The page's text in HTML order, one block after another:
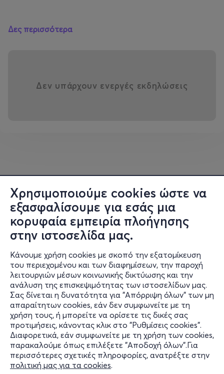
Χρησιμοποιούμε cookies ώστε να
εξασφαλίσουμε για εσάς μια
κορυφαία εμπειρία πλοήγησης
στην ιστοσελίδα μας.
Κάνουμε χρήση cookies με σκοπό την εξατομίκευση
του περιεχομένου και των διαφημίσεων, την παροχή
λειτουργιών μέσων κοινωνικής δικτύωσης και την
ανάλυση της επισκεψιμότητας των ιστοσελίδων μας.
Σας δίνεται η δυνατότητα για "Απόρριψη όλων" των μη
απαραίτητων cookies, εάν δεν συμφωνείτε με τη
χρήση τους, ή μπορείτε να ορίσετε τις δικές σας
προτιμήσεις, κάνοντας κλικ στο "Ρυθμίσεις cookies".
Διαφορετικά, εάν συμφωνείτε με τη χρήση των cookies,
παρακαλούμε όπως επιλέξετε "Αποδοχή όλων".Για
περισσότερες σχετικές πληροφορίες, ανατρέξτε στην
πολιτική μας για τα cookies.
Don’t miss this groundbreaking experience of sound and
gr :: Ο Klangkuenstler, ένας από τους κορυφαίους
δεκαετίας του 2000 με μια μοντέρνα πινελιά, συνεχίζει
να διευρύνει τα όρια της techno.
Μην χάσετε αυτή την πρωτοποριακή εμπειρία ήχου και
:: Early Bird tickets: Now available!
#Klanguenstler #Rikhter #Aiden #Cirkle
#Velocitycollective #Blendathens #sedslifestyle
#technomusic #athens #greece
Δες περισσότερα
Δεν υπάρχουν ενεργές εκδηλώσεις
Πληροφορίες
Υποστήριξη
Stay Connected